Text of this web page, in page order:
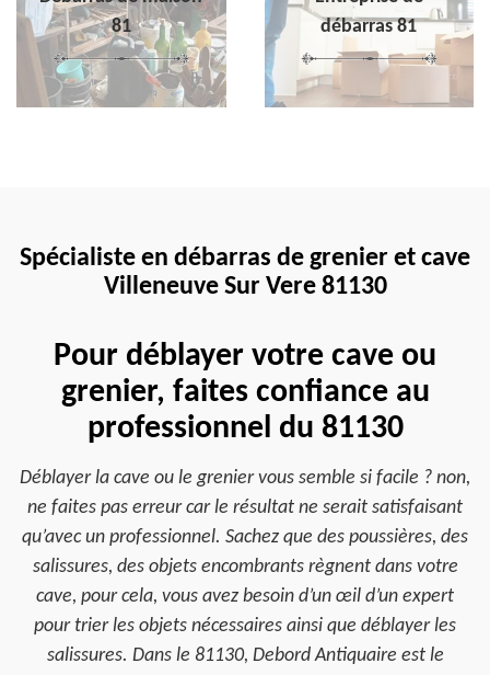
81
débarras 81
Spécialiste en débarras de grenier et cave
Villeneuve Sur Vere 81130
Pour déblayer votre cave ou
grenier, faites confiance au
professionnel du 81130
Déblayer la cave ou le grenier vous semble si facile ? non,
ne faites pas erreur car le résultat ne serait satisfaisant
qu’avec un professionnel. Sachez que des poussières, des
salissures, des objets encombrants règnent dans votre
cave, pour cela, vous avez besoin d’un œil d’un expert
pour trier les objets nécessaires ainsi que déblayer les
salissures. Dans le 81130, Debord Antiquaire est le